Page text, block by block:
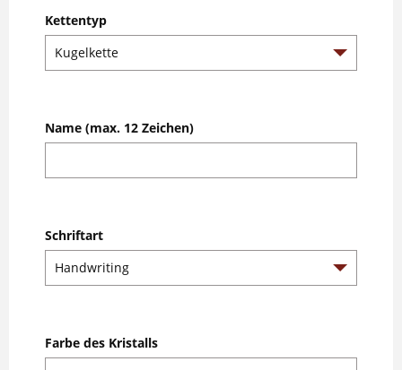
Kettentyp
Name (max. 12 Zeichen)
Schriftart
Farbe des Kristalls